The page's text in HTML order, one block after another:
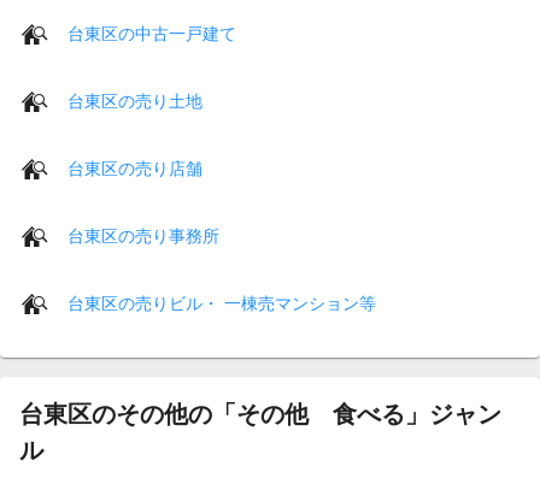
台東区の中古一戸建て
台東区の売り土地
台東区の売り店舗
台東区の売り事務所
台東区の売りビル・ 一棟売マンション等
台東区のその他の「その他 食べる」ジャン
ル